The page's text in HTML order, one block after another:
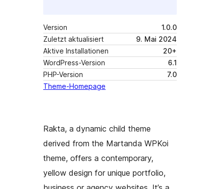
Version
1.0.0
Zuletzt aktualisiert
9. Mai 2024
Aktive Installationen
20+
WordPress-Version
6.1
PHP-Version
7.0
Theme-Homepage
Rakta, a dynamic child theme
derived from the Martanda WPKoi
theme, offers a contemporary,
yellow design for unique portfolio,